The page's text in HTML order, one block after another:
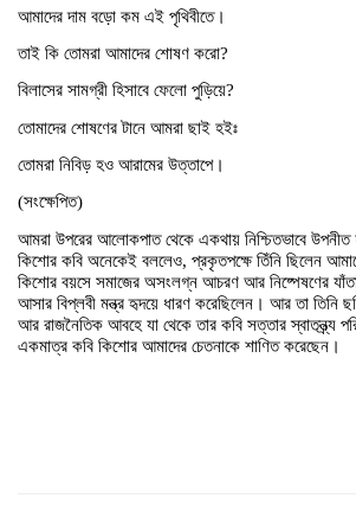
আমাদের দাম বড়ো কম এই পৃথিবীতে।
তাই কি তোমরা আমাদের শোষণ করো?
বিলাসের সামগ্রী হিসাবে ফেলো পুড়িয়ে?
তোমাদের শোষণের টানে আমরা ছাই হইঃ
তোমরা নিবিড় হও আরামের উত্তাপে।
(সংক্ষেপিত)
আমরা উপরের আলোকপাত থেকে একথায় নিশ্চিতভাবে উপনীত
কিশোর কবি অনেকেই বললেও, প্রকৃতপক্ষে তিঁনি ছিলেন
কিশোর বয়সে সমাজের অসংলগ্ন আচরণ আর নিষ্পেষণের
আসার বিপ্লবী মন্ত্র হৃদয়ে ধারণ করেছিলেন। আর তা তিনি
আর রাজনৈতিক আবহে যা থেকে তার কবি সত্তার স্বাতন্ত্র্য
একমাত্র কবি কিশোর আমাদের চেতনাকে শাণিত করেছেন।